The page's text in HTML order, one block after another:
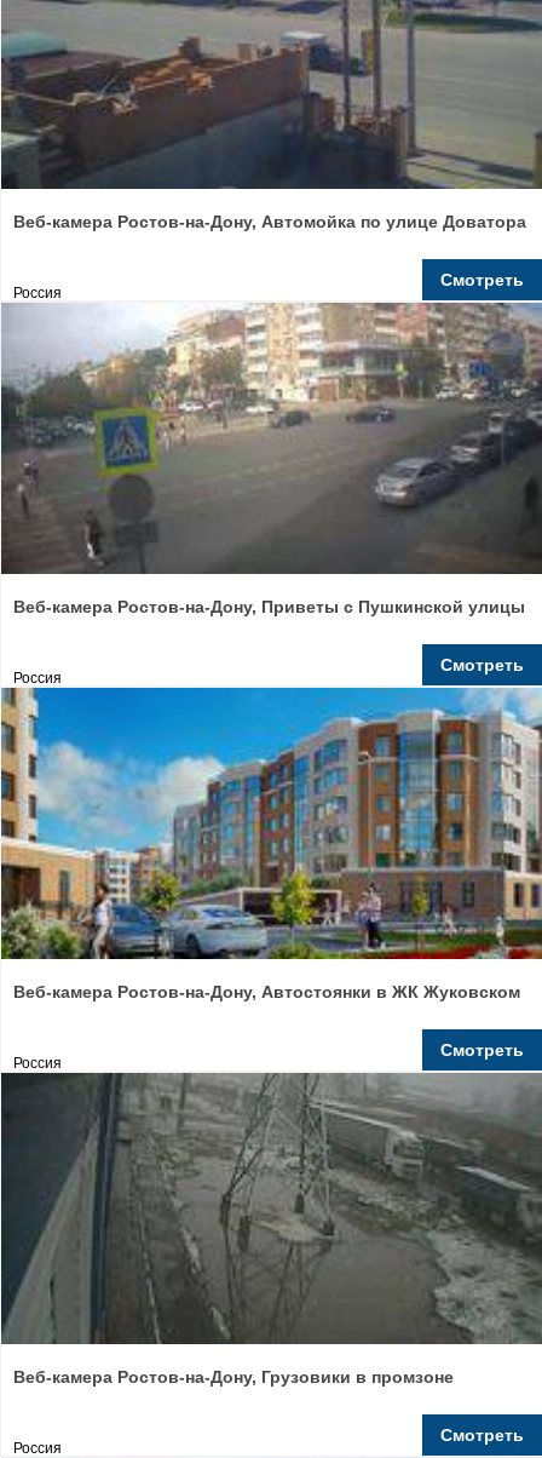
Веб-камера Ростов-на-Дону, Автомойка по улице Доватора
Россия
Смотреть
Веб-камера Ростов-на-Дону, Приветы с Пушкинской улицы
Россия
Смотреть
Веб-камера Ростов-на-Дону, Автостоянки в ЖК Жуковском
Россия
Смотреть
Веб-камера Ростов-на-Дону, Грузовики в промзоне
Россия
Смотреть